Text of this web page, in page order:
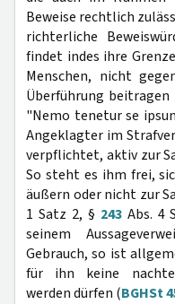
Beweise rechtlich
richterliche
findet indes ihre
Menschen, nicht
Überführung beitragen
"Nemo tenetur se
Angeklagter im
verpflichtet, aktiv zur
So steht es ihm frei,
äußern oder nicht zur
1 Satz 2, § 243Abs. 4
seinem
Gebrauch, so ist
für ihn keine
werden dürfen (BGHSt